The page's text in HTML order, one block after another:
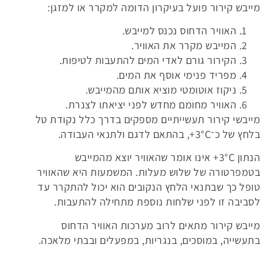
מייבש קירור פועל בעיקרון הדומה למקרר או למזגן:
האוויר הדחוס נכנס למייבש.
המייבש מקרר את האוויר.
הקירור גורם לאדי המים להתעבות לטיפות.
מפריד פנימי אוסף את המים.
ניקוז אוטומטי מוציא אותם מהמייבש.
האוויר מחומם מחדש לפני יציאתו לצנרת.
מייבשי קירור תעשייתיים מספקים בדרך כלל נקודת טל
בלחץ של כ־‎+3°C, בהתאם לדגם ולתנאי העבודה.
הנתון ‎+3°C אינו אומר שהאוויר יוצא מהמייבש
בטמפרטורה של שלוש מעלות. המשמעות היא שהאוויר
טופל כך שבתנאי הלחץ הנקובים הוא יכול להתקרר עד
לסביבה זו לפני שלחות נוספת מתחילה להתעבות.
מייבש קירור מתאים לרוב מערכות האוויר הדחוס
בתעשייה, במוסכים, בנגריות, במפעלים ובבתי מלאכה.